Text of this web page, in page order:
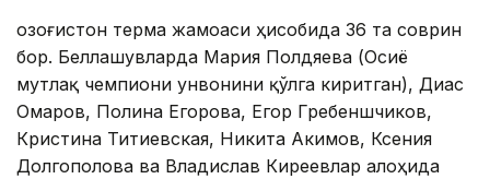
Қозоғистон терма жамоаси ҳисобида 36 та соврин
бор. Беллашувларда Мария Полдяева (Осиё
мутлақ чемпиони унвонини қўлга киритган), Диас
Омаров, Полина Егорова, Егор Гребеншчиков,
Кристина Титиевская, Никита Акимов, Ксения
Долгополова ва Владислав Киреевлар алоҳида